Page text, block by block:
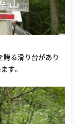
る滑り台があり
す。